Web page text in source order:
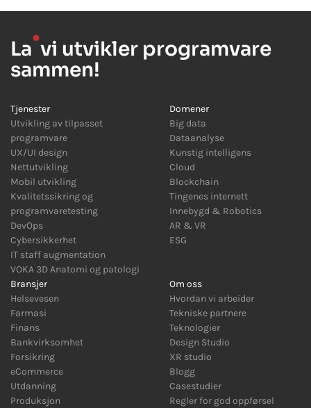
La●vi utvikler programvare
sammen!
Tjenester
Utvikling av tilpasset
programvare
UX/UI design
Nettutvikling
Mobil utvikling
Kvalitetssikring og
programvaretesting
DevOps
Cybersikkerhet
IT staff augmentation
VOKA 3D Anatomi og patologi
Domener
Big data
Dataanalyse
Kunstig intelligens
Cloud
Blockchain
Tingenes internett
Innebygd & Robotics
AR & VR
ESG
Bransjer
Helsevesen
Farmasi
Finans
Bankvirksomhet
Forsikring
eCommerce
Utdanning
Produksjon
Om oss
Hvordan vi arbeider
Tekniske partnere
Teknologier
Design Studio
XR studio
Blogg
Casestudier
Regler for god oppførsel